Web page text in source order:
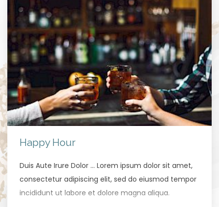
Happy Hour
Duis Aute Irure Dolor … Lorem ipsum dolor sit amet,
consectetur adipiscing elit, sed do eiusmod tempor
incididunt ut labore et dolore magna aliqua.